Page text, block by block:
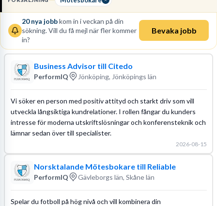
förtroende hos kunden. Du använderprospekteringsteknikerför
att hitta rätt leads och säkerställa en jämn ström av möten.
Läs mer om yrket:
Löneguide Arbetsuppgifter Utbildningsguide
20nya jobbkom in i veckan på din
sökning. Vill du få mejl när fler kommer
in?
Bevaka jobb
Business Advisor till Citedo
PerformIQ Jönköping, Jönköpings län
Vi söker en person med positiv attityd och starkt driv som vill
utveckla långsiktiga kundrelationer. I rollen fångar du kunders
intresse för moderna utskriftslösningar och konferensteknik och
lämnar sedan över till specialister.
2026-08-15
Norsktalande Mötesbokare till Reliable
PerformIQ Gävleborgs län, Skåne län
Spelar du fotboll på hög nivå och vill kombinera din